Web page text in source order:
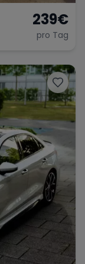
239€
pro Tag